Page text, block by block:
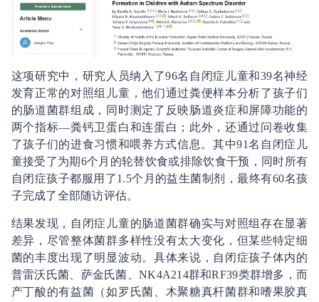
这项研究中，研究人员纳入了96名自闭症儿童和39名神经
发育正常的对照组儿童，他们通过粪便样本分析了孩子们
的肠道菌群组成，同时测定了反映肠道炎症和屏障功能的
两个指标—粪钙卫蛋白和连蛋白；此外，还通过问卷收集
了孩子们的进食习惯和喂养方式信息。其中91名自闭症儿
童接受了为期6个月的轮替饮食或排除饮食干预，同时所有
自闭症孩子都服用了1.5个月的益生菌制剂，最终有60名孩
子完成了全部随访评估。
结果发现，自闭症儿童的肠道菌群确实与对照组存在显著
差异，尽管整体菌群多样性没有太大变化，但某些特定细
菌的丰度出现了明显波动。具体来说，自闭症孩子体内的
普雷沃氏菌、萨金氏菌、NK4A214群和RF39类群增多，而
产丁酸的有益菌（如罗氏菌、木聚糖真杆菌群和嗜果胶真